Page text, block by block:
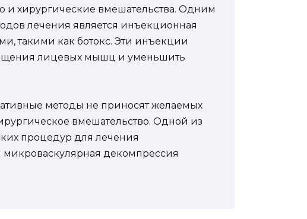
хирургические вмешательства. Одним
лечения является инъекционная
такими как ботокс. Эти инъекции
лицевых мышц и уменьшить
методы не приносят желаемых
вмешательство. Одной из
процедур для лечения
микроваскулярная декомпрессия